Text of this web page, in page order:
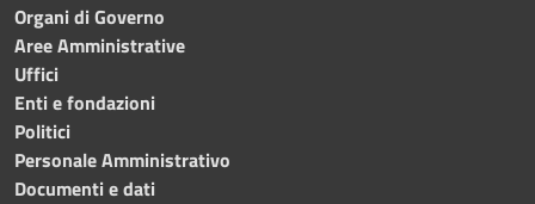
Organi di Governo
Aree Amministrative
Uffici
Enti e fondazioni
Politici
Personale Amministrativo
Documenti e dati